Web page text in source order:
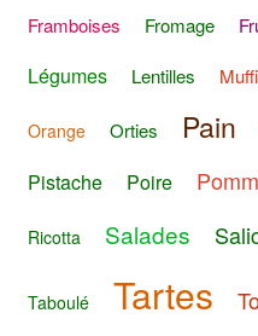
Framboises Fromage
Légumes
Lentilles
Orange Orties Pain
Pistache
Poire
Ricotta Salades
Taboulé Tartes